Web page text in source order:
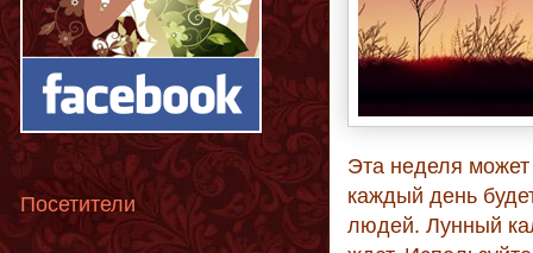
Эта неделя может
каждый день
людей. Лунный
Посетители